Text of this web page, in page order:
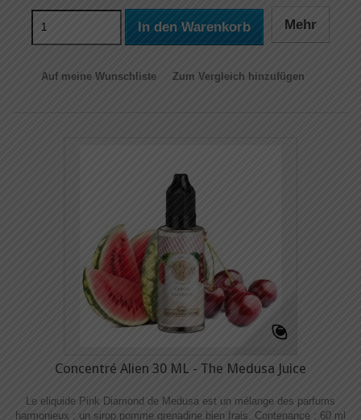
In den Warenkorb Mehr
Auf meine Wunschliste Zum Vergleich hinzufügen
Concentré Alien 30 ML - The Medusa Juice
Le eliquide Pink Diamond de Medusa est un mélange des parfums
harmonieux : un sirop pomme grenadine bien frais. Contenance : 60 ml